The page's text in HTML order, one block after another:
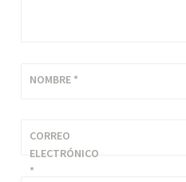
NOMBRE *
CORREO
ELECTRÓNICO
*